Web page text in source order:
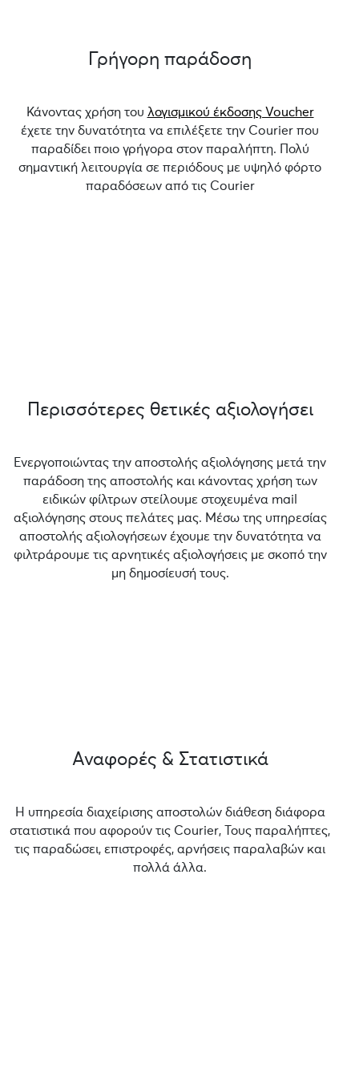
Γρήγορη παράδοση
Κάνοντας χρήση του λογισμικού έκδοσης Voucher
έχετε την δυνατότητα να επιλέξετε την Courier που
παραδίδει ποιο γρήγορα στον παραλήπτη. Πολύ
σημαντική λειτουργία σε περιόδους με υψηλό φόρτο
παραδόσεων από τις Courier
Περισσότερες θετικές αξιολογήσει
Ενεργοποιώντας την αποστολής αξιολόγησης μετά την
παράδοση της αποστολής και κάνοντας χρήση των
ειδικών φίλτρων στείλουμε στοχευμένα mail
αξιολόγησης στους πελάτες μας. Μέσω της υπηρεσίας
αποστολής αξιολογήσεων έχουμε την δυνατότητα να
φιλτράρουμε τις αρνητικές αξιολογήσεις με σκοπό την
μη δημοσίευσή τους.
Αναφορές & Στατιστικά
Η υπηρεσία διαχείρισης αποστολών διάθεση διάφορα
στατιστικά που αφορούν τις Courier, Τους παραλήπτες,
τις παραδώσει, επιστροφές, αρνήσεις παραλαβών και
πολλά άλλα.